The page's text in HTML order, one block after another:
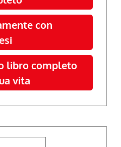
con
libro completo
vita